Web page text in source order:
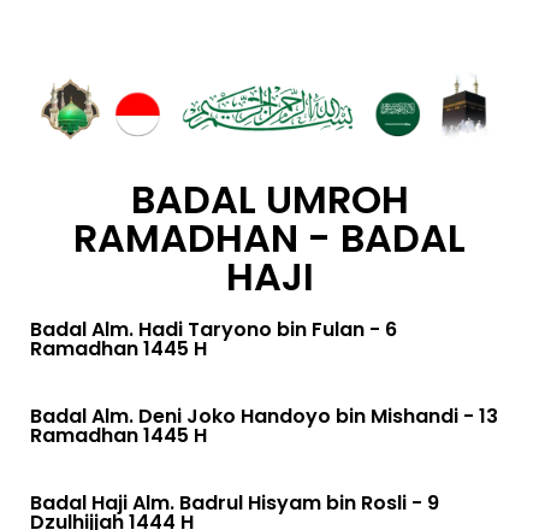
BADAL UMROH
RAMADHAN - BADAL
HAJI
Badal Alm. Hadi Taryono bin Fulan - 6
Ramadhan 1445 H
Badal Alm. Deni Joko Handoyo bin Mishandi - 13
Ramadhan 1445 H
Badal Haji Alm. Badrul Hisyam bin Rosli - 9
Dzulhijjah 1444 H